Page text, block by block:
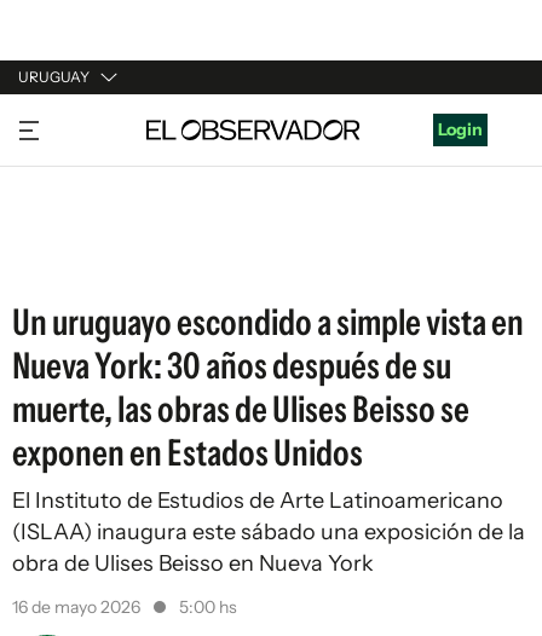
URUGUAY
URUGUAY
ARGENTINA
Login
Un uruguayo escondido a simple vista en
Nueva York: 30 años después de su
muerte, las obras de Ulises Beisso se
exponen en Estados Unidos
El Instituto de Estudios de Arte Latinoamericano
(ISLAA) inaugura este sábado una exposición de la
obra de Ulises Beisso en Nueva York
16 de mayo 2026 5:00 hs